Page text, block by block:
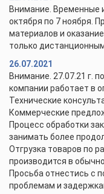
Внимание. Временные
октября по 7 ноября.
материалов и
только
26.07.2021
Внимание. 27.07.21 г.
компании работает в
Технические
Коммерческие
Процесс обработки
занимать более
Отгрузка товаров по
производится в
Просьба отнестись с
проблемам и